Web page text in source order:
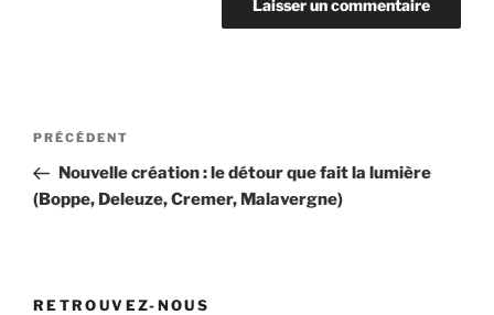
Navigation
l’article
Article
précédent
PRÉCÉDENT
Nouvelle création : le détour que fait la lumière
(Boppe, Deleuze, Cremer, Malavergne)
RETROUVEZ-NOUS